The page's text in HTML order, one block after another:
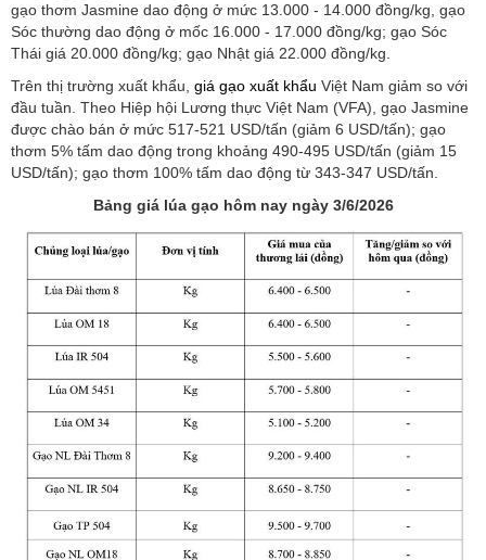
gạo thơm Jasmine dao động ở mức 13.000 - 14.000 đồng/kg, gạo
Sóc thường dao động ở mốc 16.000 - 17.000 đồng/kg; gạo Sóc
Thái giá 20.000 đồng/kg; gạo Nhật giá 22.000 đồng/kg.
Trên thị trường xuất khẩu, giá gạo xuất khẩu Việt Nam giảm so với
đầu tuần. Theo Hiệp hội Lương thực Việt Nam (VFA), gạo Jasmine
được chào bán ở mức 517-521 USD/tấn (giảm 6 USD/tấn); gạo
thơm 5% tấm dao động trong khoảng 490-495 USD/tấn (giảm 15
USD/tấn); gạo thơm 100% tấm dao động từ 343-347 USD/tấn.
Bảng giá lúa gạo hôm nay ngày 3/6/2026